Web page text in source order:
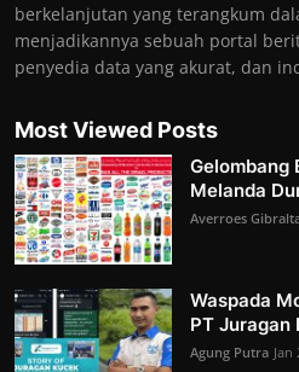
berkelanjutan yang terangkum
menjadikannya sebuah portal
penyedia data yang akurat, dan
Most Viewed Posts
Gelombang
Melanda
Averroes
Waspada
PT Juragan
Agung Putra Jan